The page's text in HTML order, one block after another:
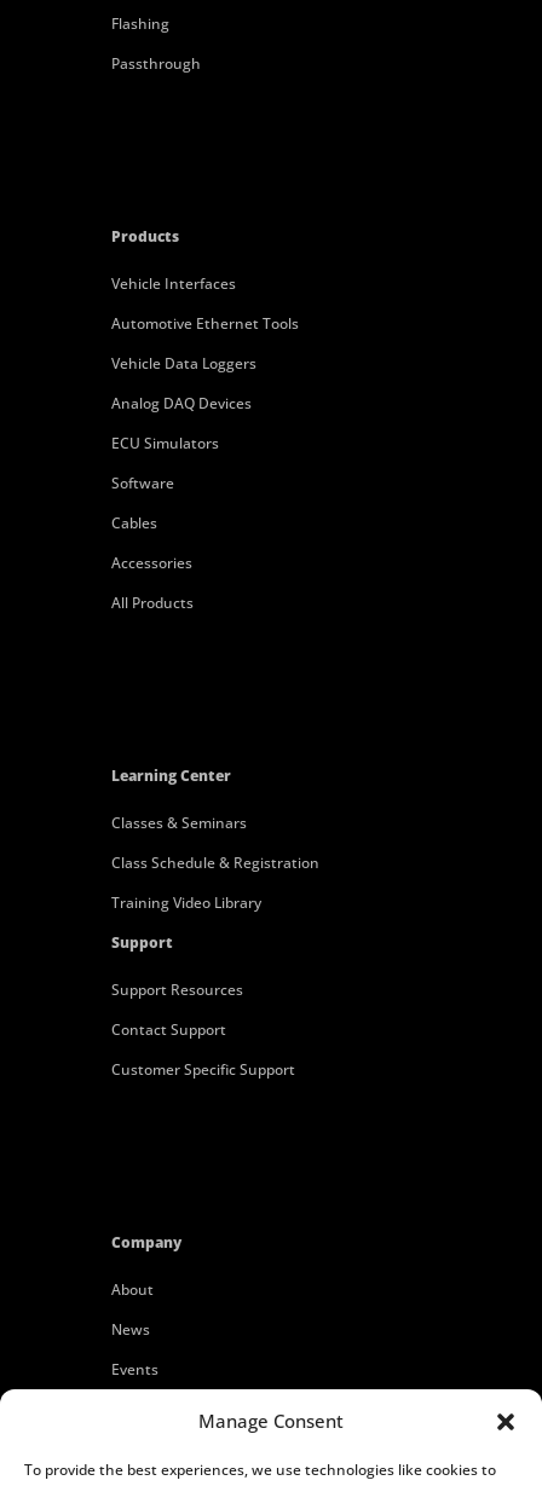
Manage Consent
To provide the best experiences, we use technologies like cookies to
Flashing
Passthrough
Products
Vehicle Interfaces
Automotive Ethernet Tools
Vehicle Data Loggers
Analog DAQ Devices
ECU Simulators
Software
Cables
Accessories
All Products
Learning Center
Classes & Seminars
Class Schedule & Registration
Training Video Library
Support
Support Resources
Contact Support
Customer Specific Support
Company
About
News
Events